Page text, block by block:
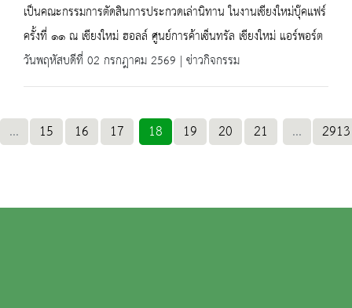
เป็นคณะกรรมการตัดสินการประกวดเล่านิทาน ในงานเชียงใหม่บุ๊คแฟร์
ครั้งที่ ๑๑ ณ เชียงใหม่ ฮอลล์ ศูนย์การค้าเซ็นทรัล เชียงใหม่ แอร์พอร์ต
วันพฤหัสบดีที่ 02 กรกฎาคม 2569 | ข่าวกิจกรรม
... 15 16 17 18 19 20 21 ... 2913